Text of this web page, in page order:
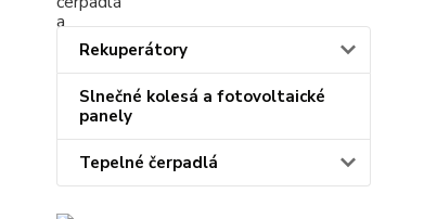
Rekuperátory
Slnečné kolesá a fotovoltaické
panely
Tepelné čerpadlá